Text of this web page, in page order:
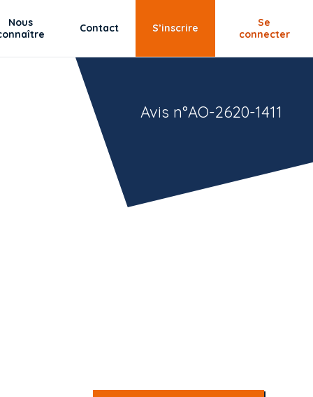
Nous
Contact S’inscrire
Se
connecter
Avis n°AO-2620-1411